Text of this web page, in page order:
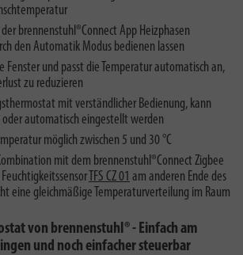
brennenstuhl®Connect App Heizphasen
den Automatik Modus bedienen lassen
Fenster und passt die Temperatur automatisch an,
zu reduzieren
mit verständlicher Bedienung, kann
oder automatisch eingestellt werden
möglich zwischen 5 und 30 °C
mit dem brennenstuhl®Connect Zigbee
TFS CZ 01 am anderen Ende des
eine gleichmäßige Temperaturverteilung im Raum
von brennenstuhl® - Einfach am
und noch einfacher steuerbar